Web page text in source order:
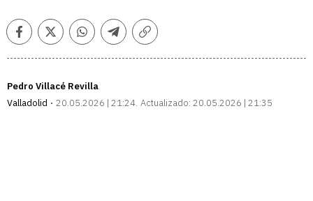
FacebookTwitterWhatsappTelegramCopiar
Pedro Villacé Revilla
Valladolid
20.05.2026 | 21:24 Actualizado: 20.05.2026 | 21:35